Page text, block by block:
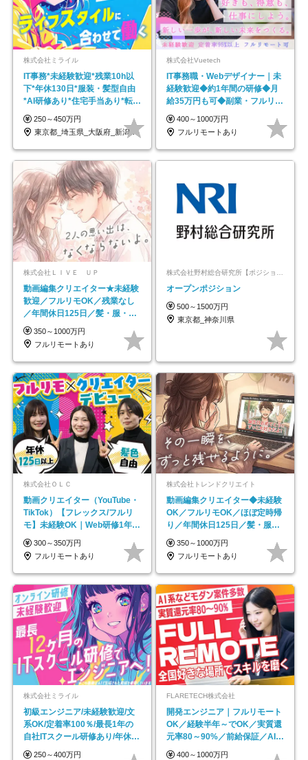
株式会社ミライル
IT事務*未経験歓迎*残業10h以
下*年休130日*服装・髪型自由
*AI研修あり*住宅手当あり*転勤
なし
250～450万円
東京都_埼玉県_大阪府_新潟県_福岡県
株式会社Vuetech
IT事務職・Webデザイナー｜未
経験歓迎◆約1年間の研修◆月
給35万円も可◆副業・フルリモ
ート可◆年休126日
400～1000万円
フルリモートあり
株式会社ＬＩＶＥ ＵＰ
動画編集クリエイター★未経験
歓迎／フルリモOK／残業なし
／年間休日125日／髪・服・ネ
イル自由／研修充実で安心
350～1000万円
フルリモートあり
オープンポジション
500～1500万円
東京都_神奈川県
株式会社ＯＬＣ
動画クリエイター（YouTube・
TikTok）【フレックス/フルリ
モ】未経験OK｜Web研修1年間
｜副業OK
300～350万円
フルリモートあり
株式会社トレンドクリエイト
動画編集クリエイター◆未経験
OK／フルリモOK／ほぼ定時帰
り／年間休日125日／髪・服・
ネイル自由／副業OK
350～1000万円
フルリモートあり
株式会社ミライル
初級エンジニア/未経験歓迎/文
系OK/定着率100％/最長1年の
自社ITスクール研修あり/年休
130日
250～400万円
FLARETECH株式会社
開発エンジニア｜フルリモート
OK／経験半年～でOK／実質還
元率80～90%／前給保証／AI系
など最先端案件多数
400～1000万円